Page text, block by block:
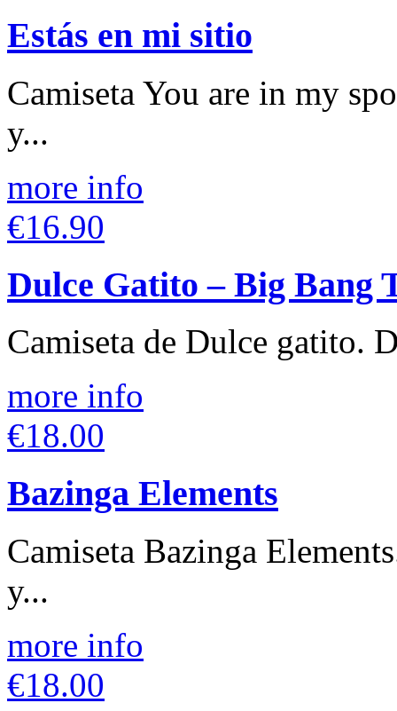
Estás en mi sitio
Camiseta You are in my
y...
more info
€16.90
Dulce Gatito – Big Bang
Camiseta de Dulce gatito.
more info
€18.00
Bazinga Elements
Camiseta Bazinga
y...
more info
€18.00